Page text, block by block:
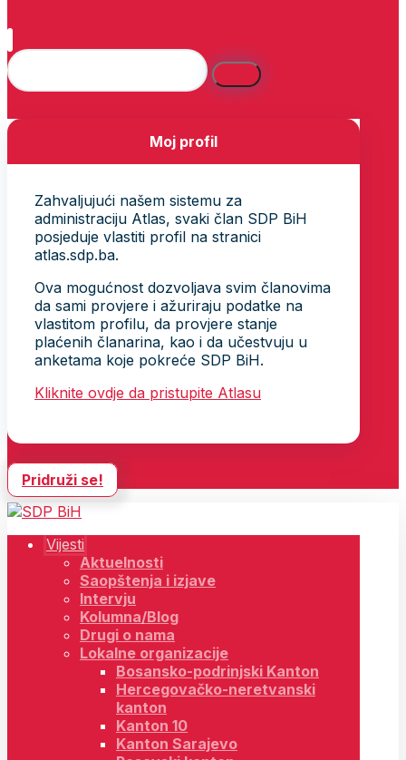
Moj profil
Zahvaljujući našem sistemu za
administraciju Atlas, svaki član SDP BiH
posjeduje vlastiti profil na stranici
atlas.sdp.ba.
Ova mogućnost dozvoljava svim članovima
da sami provjere i ažuriraju podatke na
vlastitom profilu, da provjere stanje
plaćenih članarina, kao i da učestvuju u
anketama koje pokreće SDP BiH.
Kliknite ovdje da pristupite Atlasu
Pridruži se!
Vijesti
Aktuelnosti
Saopštenja i izjave
Intervju
Kolumna/Blog
Drugi o nama
Lokalne organizacije
Bosansko-podrinjski Kanton
Hercegovačko-neretvanski
kanton
Kanton 10
Kanton Sarajevo